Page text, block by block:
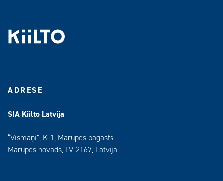
ADRESE
SIA Kiilto Latvija
“Vismaņi”, K-1, Mārupes pagasts
Mārupes novads, LV-2167, Latvija